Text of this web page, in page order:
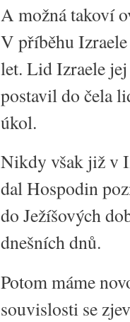
A možná takoví
V příběhu
let. Lid Izraele
postavil do čela
úkol.
Nikdy však již v
dal Hospodin
do Ježíšových
dnešních dnů.
Potom máme
souvislosti se